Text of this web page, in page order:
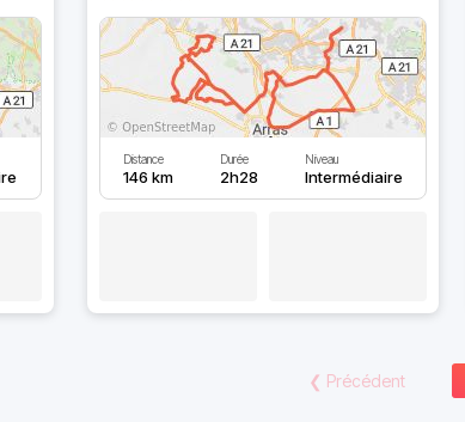
Distance
146 km
Durée
2h28
Niveau
Intermédiaire
❮ Précédent